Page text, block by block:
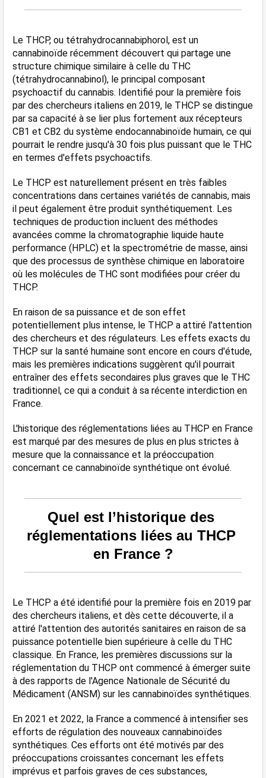
Le THCP, ou tétrahydrocannabiphorol, est un
cannabinoïde récemment découvert qui partage une
structure chimique similaire à celle du THC
(tétrahydrocannabinol), le principal composant
psychoactif du cannabis. Identifié pour la première fois
par des chercheurs italiens en 2019, le THCP se distingue
par sa capacité à se lier plus fortement aux récepteurs
CB1 et CB2 du système endocannabinoïde humain, ce qui
pourrait le rendre jusqu'à 30 fois plus puissant que le THC
en termes d'effets psychoactifs​​.
Le THCP est naturellement présent en très faibles
concentrations dans certaines variétés de cannabis, mais
il peut également être produit synthétiquement. Les
techniques de production incluent des méthodes
avancées comme la chromatographie liquide haute
performance (HPLC) et la spectrométrie de masse, ainsi
que des processus de synthèse chimique en laboratoire
où les molécules de THC sont modifiées pour créer du
THCP​​.
En raison de sa puissance et de son effet
potentiellement plus intense, le THCP a attiré l'attention
des chercheurs et des régulateurs. Les effets exacts du
THCP sur la santé humaine sont encore en cours d'étude,
mais les premières indications suggèrent qu'il pourrait
entraîner des effets secondaires plus graves que le THC
traditionnel, ce qui a conduit à sa récente interdiction en
France.
L'historique des réglementations liées au THCP en France
est marqué par des mesures de plus en plus strictes à
mesure que la connaissance et la préoccupation
concernant ce cannabinoïde synthétique ont évolué.
Quel est l’historique des
réglementations liées au THCP
en France ?
Le THCP a été identifié pour la première fois en 2019 par
des chercheurs italiens, et dès cette découverte, il a
attiré l'attention des autorités sanitaires en raison de sa
puissance potentielle bien supérieure à celle du THC
classique. En France, les premières discussions sur la
réglementation du THCP ont commencé à émerger suite
à des rapports de l'Agence Nationale de Sécurité du
Médicament (ANSM) sur les cannabinoïdes synthétiques​​.
En 2021 et 2022, la France a commencé à intensifier ses
efforts de régulation des nouveaux cannabinoïdes
synthétiques. Ces efforts ont été motivés par des
préoccupations croissantes concernant les effets
imprévus et parfois graves de ces substances,